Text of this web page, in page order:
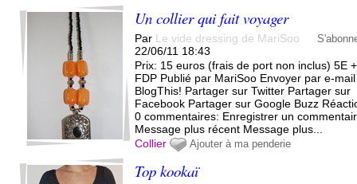
Un collier qui fait voyager
Par Le vide dressing de MariSoo
22/06/11 18:43
Prix: 15 euros (frais de port non inclus) 5E +
FDP Publié par MariSoo Envoyer par e-mail
BlogThis! Partager sur Twitter Partager sur
Facebook Partager sur Google Buzz
0 commentaires: Enregistrer un
Message plus récent Message plus...
Collier
Ajouter à ma penderie
Top kookaï